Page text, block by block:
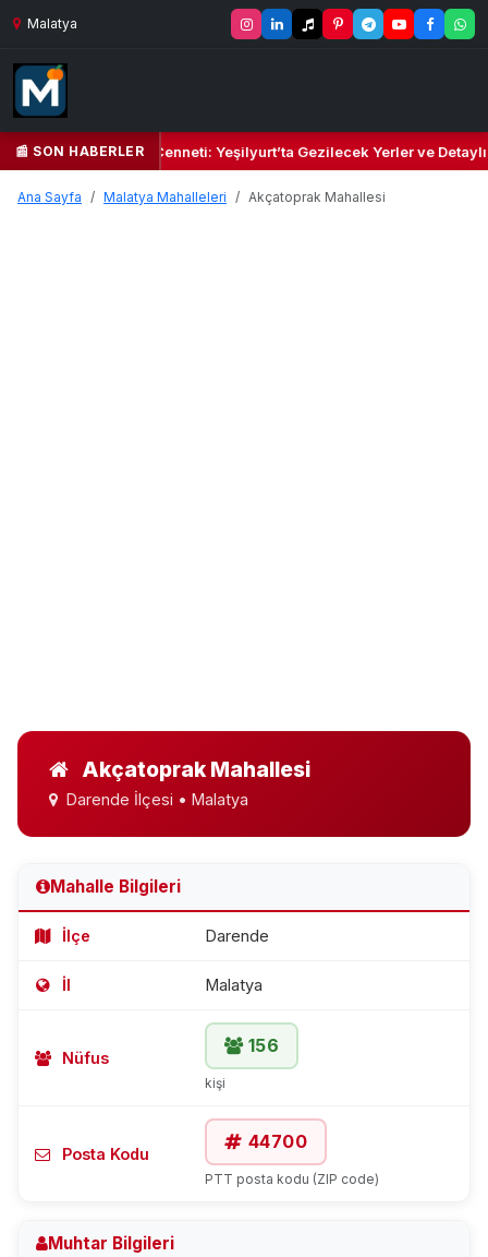
Malatya
📰 SON HABERLER
Yeşil Kalbi ve Kültür Cenneti: Yeşilyurt’ta Gezilecek Yerler ve Detaylı
Ana Sayfa Malatya Mahalleleri Akçatoprak Mahallesi
Akçatoprak Mahallesi
Darende İlçesi • Malatya
Mahalle Bilgileri
İlçe Darende
İl Malatya
Nüfus
156
kişi
Posta Kodu
44700
PTT posta kodu (ZIP code)
Muhtar Bilgileri